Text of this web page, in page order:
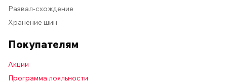
Развал-схождение
Хранение шин
Покупателям
Акции
Программа лояльности